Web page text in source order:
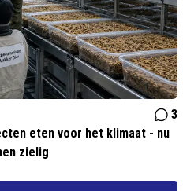
3
eten voor het klimaat - nu
zielig